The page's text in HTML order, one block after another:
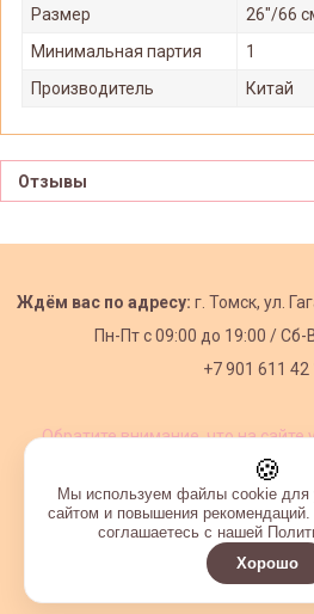
Размер
26"/66
Минимальная партия
1
Производитель
Китай
Отзывы
Ждём вас по адресу: г. Томск, ул.
Пн-Пт с09:00 до 19:00 /Сб-
+7 901 611 42
Обратите внимание, что на
Интернет-магазин
🍪
Мы используем файлы cookie для
сайтом и повышения
соглашаетесь с нашей
Хорошо